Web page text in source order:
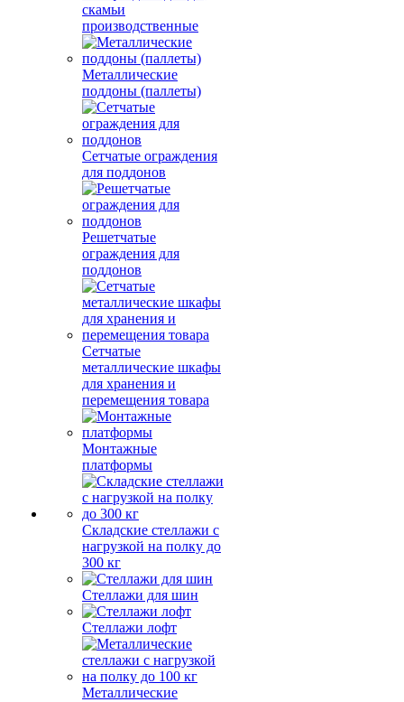
скамьи
производственные
Металлические
поддоны (паллеты)
Сетчатые ограждения
для поддонов
Решетчатые
ограждения для
поддонов
Сетчатые
металлические шкафы
для хранения и
перемещения товара
Монтажные
платформы
Складские стеллажи с
нагрузкой на полку до
300 кг
Стеллажи для шин
Стеллажи лофт
Металлические